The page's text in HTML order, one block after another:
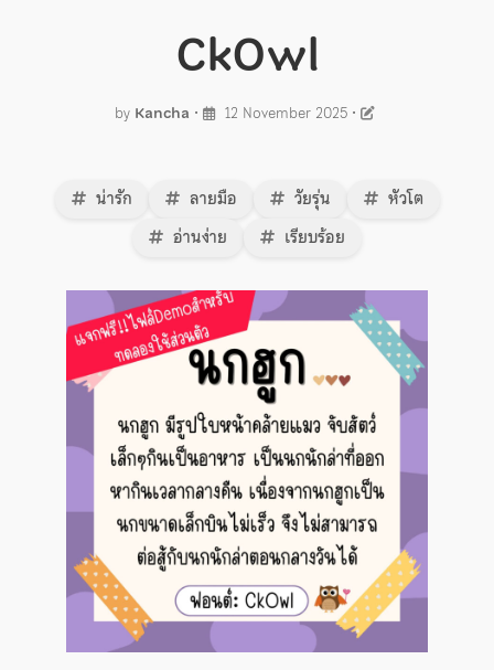
CkOwl
by Kancha • 12 November 2025•
น่ารัก ลายมือ วัยรุ่น
หัวโต
อ่านง่าย
เรียบร้อย